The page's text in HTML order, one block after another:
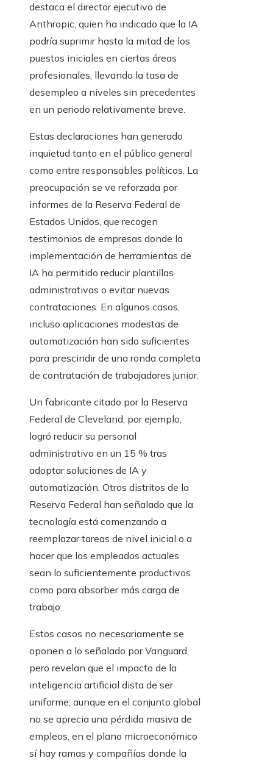
destaca el director ejecutivo de
Anthropic, quien ha indicado que la IA
podría suprimir hasta la mitad de los
puestos iniciales en ciertas áreas
profesionales, llevando la tasa de
desempleo a niveles sin precedentes
en un periodo relativamente breve.
Estas declaraciones han generado
inquietud tanto en el público general
como entre responsables políticos. La
preocupación se ve reforzada por
informes de la Reserva Federal de
Estados Unidos, que recogen
testimonios de empresas donde la
implementación de herramientas de
IA ha permitido reducir plantillas
administrativas o evitar nuevas
contrataciones. En algunos casos,
incluso aplicaciones modestas de
automatización han sido suficientes
para prescindir de una ronda completa
de contratación de trabajadores junior.
Un fabricante citado por la Reserva
Federal de Cleveland, por ejemplo,
logró reducir su personal
administrativo en un 15 % tras
adoptar soluciones de IA y
automatización. Otros distritos de la
Reserva Federal han señalado que la
tecnología está comenzando a
reemplazar tareas de nivel inicial o a
hacer que los empleados actuales
sean lo suficientemente productivos
como para absorber más carga de
trabajo.
Estos casos no necesariamente se
oponen a lo señalado por Vanguard,
pero revelan que el impacto de la
inteligencia artificial dista de ser
uniforme; aunque en el conjunto global
no se aprecia una pérdida masiva de
empleos, en el plano microeconómico
sí hay ramas y compañías donde la